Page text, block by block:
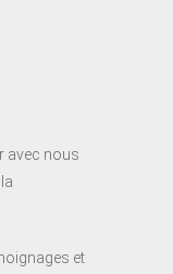
avec nous
et